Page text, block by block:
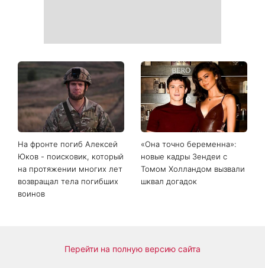
На фронте погиб Алексей
Юков - поисковик, который
на протяжении многих лет
возвращал тела погибших
воинов
«Она точно беременна»:
новые кадры Зендеи с
Томом Холландом вызвали
шквал догадок
Перейти на полную версию сайта